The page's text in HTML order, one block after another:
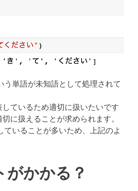
う単語が未知語として処理されて
ているため適切に扱いたいです
に扱えることが求められます。
いることが多いため、上記のよ
がかかる？